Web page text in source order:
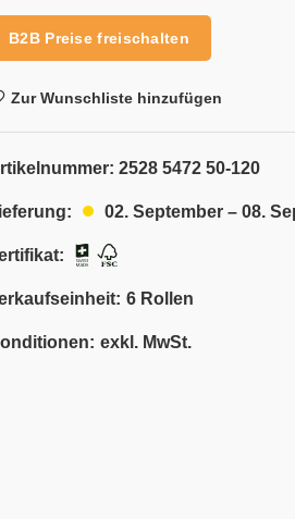
B2B Preise freischalten
Zur Wunschliste hinzufügen
2528 5472 50-120
02. September – 08.
6 Rollen
exkl. MwSt.